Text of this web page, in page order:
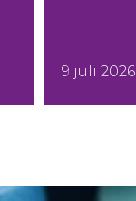
9 juli 2026